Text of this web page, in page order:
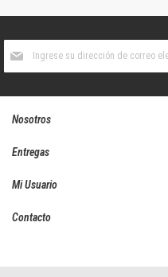
boletín
Nosotros
Entregas
Mi Usuario
Contacto